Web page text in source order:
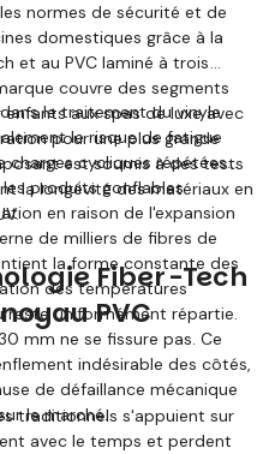
normes de sécurité et de
domestiques grâce à la
et au PVC laminé à trois
couvre des segments
aux spas de luxe avec
pour une plus grande
est soumis à des tests
la longévité des matériaux en
le traitement du vinyle
le risque de fatigue
charges cycliques répétées
produits gonflables
en raison de l'expansion
de milliers de fibres de
la forme constante des
des températures
reste uniformément répartie.
mm ne se fissure pas. Ce
indésirable des côtés,
de défaillance mécanique
le marché.
Fiber-Tech
PVC
traditionnels s'appuient sur
avec le temps et perdent